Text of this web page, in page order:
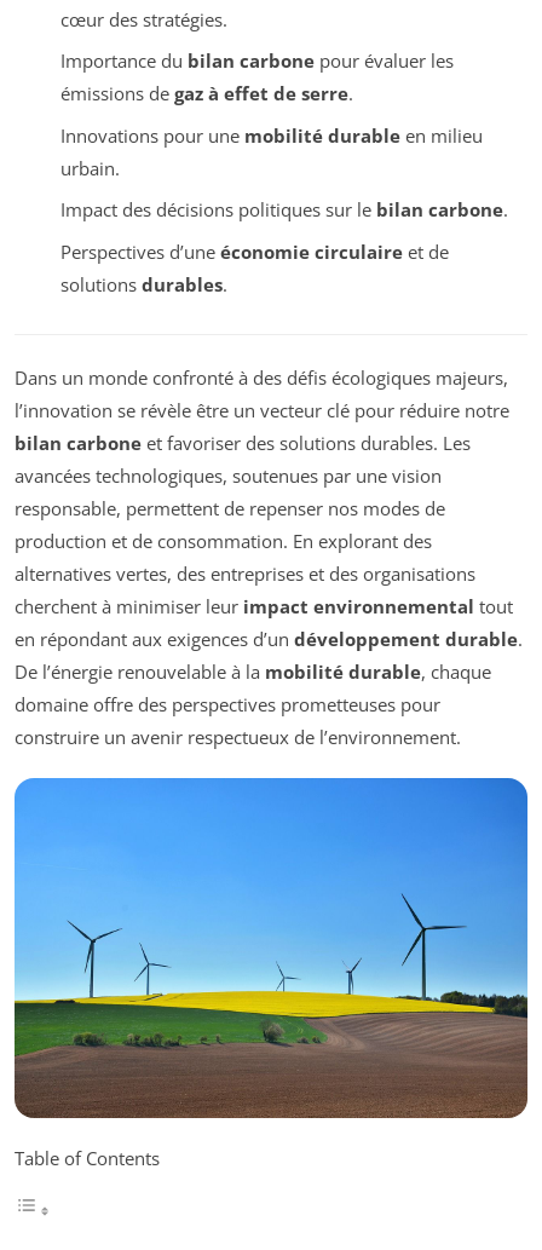
cœur des stratégies.
Importance du bilan carbonepour évaluer les
émissions de gaz à effet de serre.
Innovations pour une mobilité durableen milieu
urbain.
Impact des décisions politiques sur le bilan carbone.
Perspectives d’une économie circulaireet de
solutions durables.
Dans un monde confronté à des défis écologiques majeurs,
l’innovation se révèle être un vecteur clé pour réduire notre
bilan carbone et favoriser des solutions durables. Les
avancées technologiques, soutenues par une vision
responsable, permettent de repenser nos modes de
production et de consommation. En explorant des
alternatives vertes, des entreprises et des organisations
cherchent à minimiser leur impact environnemental tout
en répondant aux exigences d’un développement durable.
De l’énergie renouvelable à la mobilité durable, chaque
domaine offre des perspectives prometteuses pour
construire un avenir respectueux de l’environnement.
Table of Contents